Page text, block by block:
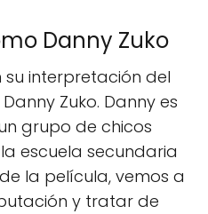
Danny Zuko
interpretación del
Zuko. Danny es
grupo de chicos
escuela secundaria
la película, vemos a
y tratar de